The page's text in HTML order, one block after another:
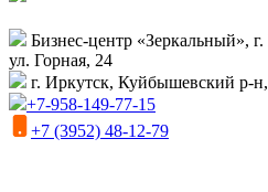
Бизнес-центр «Зеркальный»,
ул. Горная, 24
г. Иркутск, Куйбышевский р-
+7-958-149-77-15
+7 (3952) 48-12-79